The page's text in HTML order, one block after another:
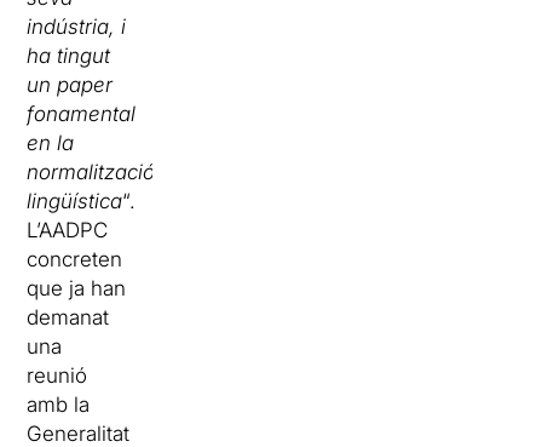
indústria, i
ha tingut
un paper
fonamental
en la
normalització
lingüística“.
L’AADPC
concreten
que ja han
demanat
una
reunió
amb la
Generalitat